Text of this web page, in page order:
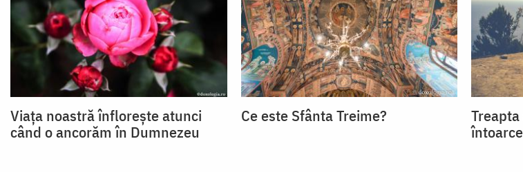
Viața noastră înflorește atunci
când o ancorăm în Dumnezeu
Ce este Sfânta Treime?